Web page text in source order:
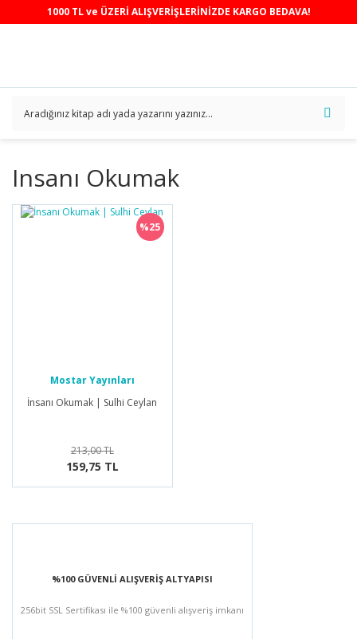
1000 TL ve ÜZERİ ALIŞVERİŞLERİNİZDE KARGO BEDAVA!
Insanı Okumak
%25
Mostar Yayınları
İnsanı Okumak | Sulhi Ceylan
213,00 TL
159,75 TL
%100 GÜVENLİ ALIŞVERİŞ ALTYAPISI
256bit SSL Sertifikası ile %100 güvenli alışveriş imkanı